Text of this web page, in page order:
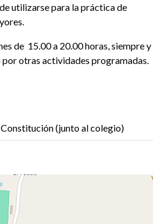
utilizarse para la práctica de
de 15.00 a 20.00 horas, siempre y
otras actividades programadas.
Constitución (junto al colegio)